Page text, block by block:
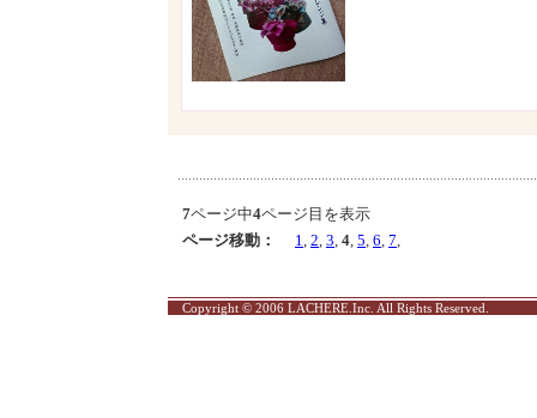
7ページ中4ページ目を表示
ページ移動：
1 2 3 4 5 6 7
Copyright © 2006 LACHERE.Inc. All Rights Reserved.